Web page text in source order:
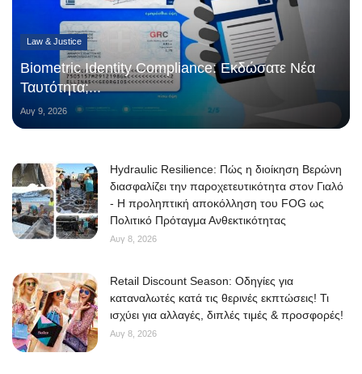
Law & Justice
Biometric Identity Compliance: Εκδώσατε Νέα
Ταυτότητα;...
Αυγ 9, 2026
Hydraulic Resilience: Πώς η διοίκηση Βερώνη
διασφαλίζει την παροχετευτικότητα στον Γιαλό
- Η προληπτική αποκόλληση του FOG ως
Πολιτικό Πρόταγμα Ανθεκτικότητας
Αυγ 8, 2026
Retail Discount Season: Οδηγίες για
καταναλωτές κατά τις θερινές εκπτώσεις! Τι
ισχύει για αλλαγές, διπλές τιμές & προσφορές!
Αυγ 8, 2026